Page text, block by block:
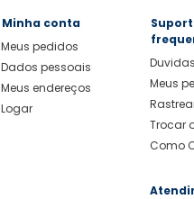
Minha conta
Meus pedidos
Dados pessoais
Meus endereços
Logar
Meus
Trocar
Como